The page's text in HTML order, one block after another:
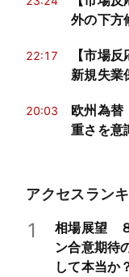
外の下方
22:17
【市場
新規失業
20:03
欧州為替
重さを意
アクセスラン
1
相場展望
ン合意期待
して本当か